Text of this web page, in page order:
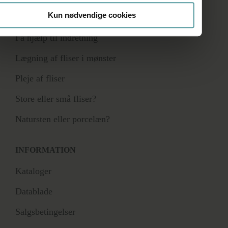
Kun nødvendige cookies
RÅDGIVNING
Få hjælp til indretning
Lægning af fliser i mønster
Pleje af fliser
Store eller små fliser?
Natursten eller porcelæn?
INFORMATION
Kataloger
Datablade
Salgsbetingelser